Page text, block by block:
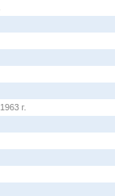
1963 г.